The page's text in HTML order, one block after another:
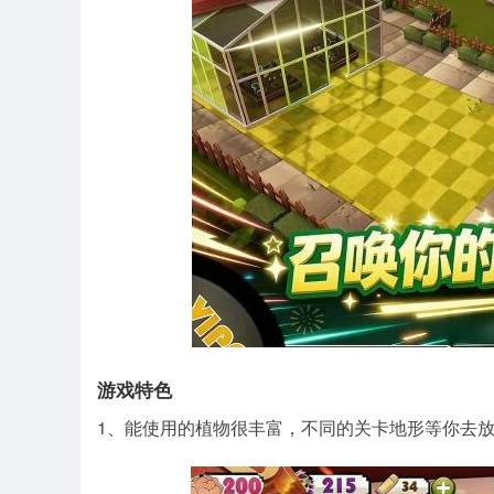
游戏特色
1、能使用的植物很丰富，不同的关卡地形等你去